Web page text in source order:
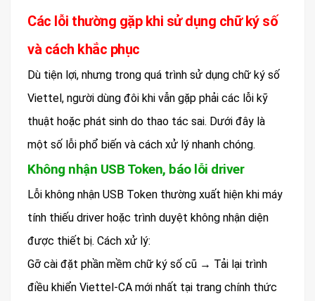
Các lỗi thường gặp khi sử dụng chữ ký số
và cách khắc phục
Dù tiện lợi, nhưng trong quá trình sử dụng chữ ký số
Viettel, người dùng đôi khi vẫn gặp phải các lỗi kỹ
thuật hoặc phát sinh do thao tác sai. Dưới đây là
một số lỗi phổ biến và cách xử lý nhanh chóng.
Không nhận USB Token, báo lỗi driver
Lỗi không nhận USB Token thường xuất hiện khi máy
tính thiếu driver hoặc trình duyệt không nhận diện
được thiết bị. Cách xử lý:
Gỡ cài đặt phần mềm chữ ký số cũ → Tải lại trình
điều khiển Viettel-CA mới nhất tại trang chính thức